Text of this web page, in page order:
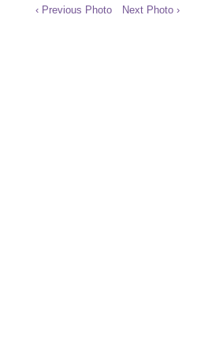
‹ Previous Photo Next Photo ›